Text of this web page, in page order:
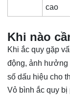
cao
Khi nào
Khi ắc quy gặp
động, ảnh hưởng
số dấu hiệu cho
Vỏ bình ắc quy